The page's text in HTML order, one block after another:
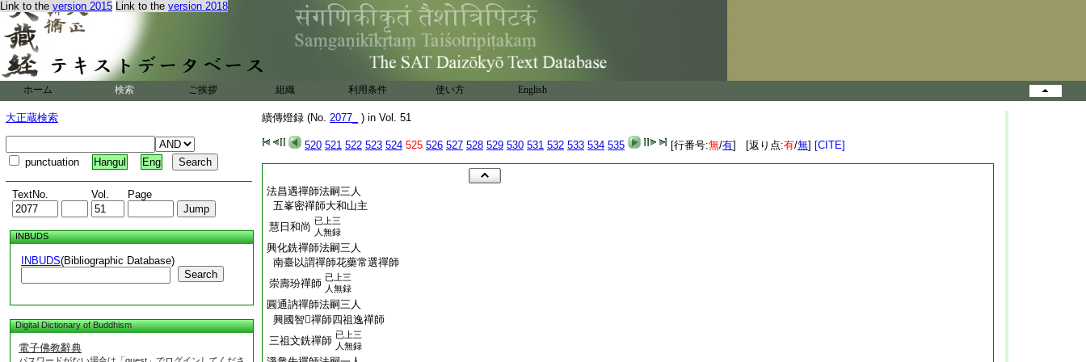
Link to the version 2015 Link to the version 2018
ホーム 検索 ご挨拶 組織 利用条件 使い方 English
大正蔵検索
punctuation Hangul Eng
TextNo. Vol. Page
INBUDS
INBUDS(Bibliographic Database)
Search
Digital Dictionary of Buddhism
電子佛教辭典
續傳燈録 (No. 2077_ ) in Vol. 51
520 521 522 523 524 525 526 527 528 529 530 531 532 533 534 535 [行番号:無/有] [返り点:有/無] [CITE]
法昌遇禪師法嗣三人
五峯密禪師大和山主
慧日和尚 已上三
人無録
興化銑禪師法嗣三人
南臺以謂禪師花藥常選禪師
崇壽玢禪師 已上三
人無録
圓通訥禪師法嗣三人
興國智𦸸禪師四祖逸禪師
三祖文銑禪師 已上三
人無録